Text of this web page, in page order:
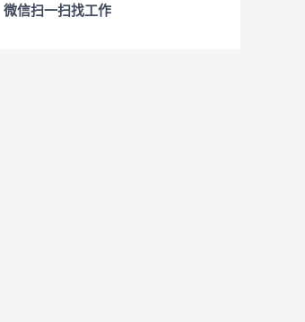
微信扫一扫找工作